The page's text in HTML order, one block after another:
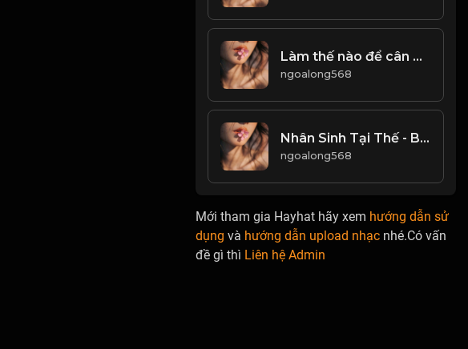
Làm thế nào để cân bằng giữa Đạo và Đời-
ngoalong568
Nhân Sinh Tại Thế - Bể Khổ Trầm Luân! & Đạo
ngoalong568
Mới tham gia Hayhat hãy xem hướng dẫn sử
dụng và hướng dẫn upload nhạc nhé.Có vấn
đề gì thì Liên hệ Admin